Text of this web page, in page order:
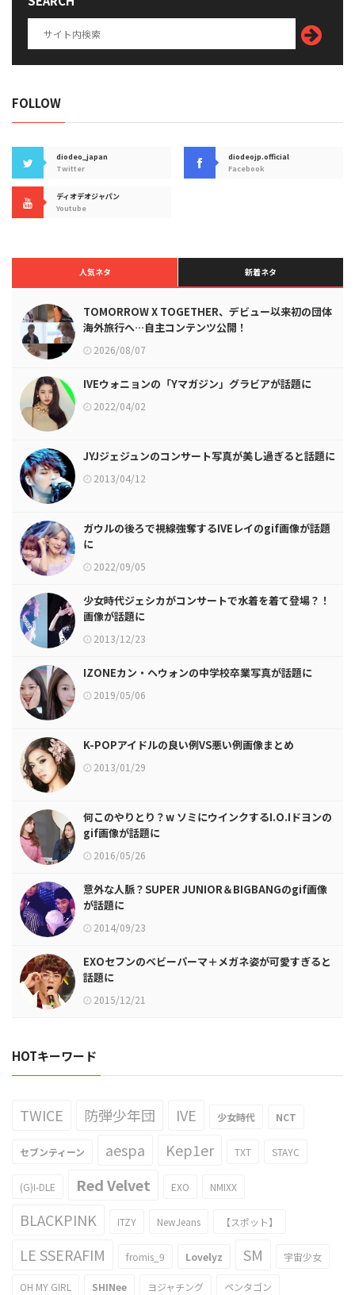
FOLLOW
diodeo_japan
Twitter
diodeojp.official
Facebook
ディオデオジャパン
Youtube
人気ネタ 新着ネタ
TOMORROW X TOGETHER、デビュー以来初の団体
海外旅行へ…自主コンテンツ公開！
2026/08/07
IVEウォニョンの「Yマガジン」グラビアが話題に
2022/04/02
JYJジェジュンのコンサート写真が美し過ぎると話題に
2013/04/12
ガウルの後ろで視線強奪するIVEレイのgif画像が話題
に
2022/09/05
少女時代ジェシカがコンサートで水着を着て登場？！
画像が話題に
2013/12/23
IZONEカン・ヘウォンの中学校卒業写真が話題に
2019/05/06
K-POPアイドルの良い例VS悪い例画像まとめ
2013/01/29
何このやりとり？w ソミにウインクするI.O.Iドヨンの
gif画像が話題に
2016/05/26
意外な人脈？SUPER JUNIOR＆BIGBANGのgif画像
が話題に
2014/09/23
EXOセフンのベビーパーマ＋メガネ姿が可愛すぎると
話題に
2015/12/21
HOTキーワード
TWICE 防弾少年団 IVE 少女時代 NCT
セブンティーン aespa Kep1er TXT STAYC
(G)I-DLE Red Velvet EXO NMIXX
BLACKPINK ITZY NewJeans 【スポット】
LE SSERAFIM fromis_9 Lovelyz SM 宇宙少女
OH MY GIRL SHINee ヨジャチング ペンタゴン